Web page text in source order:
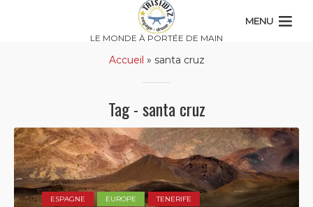
LE MONDE À PORTÉE DE MAIN
MENU
Accueil » santa cruz
Tag - santa cruz
ESPAGNE EUROPE TENERIFE